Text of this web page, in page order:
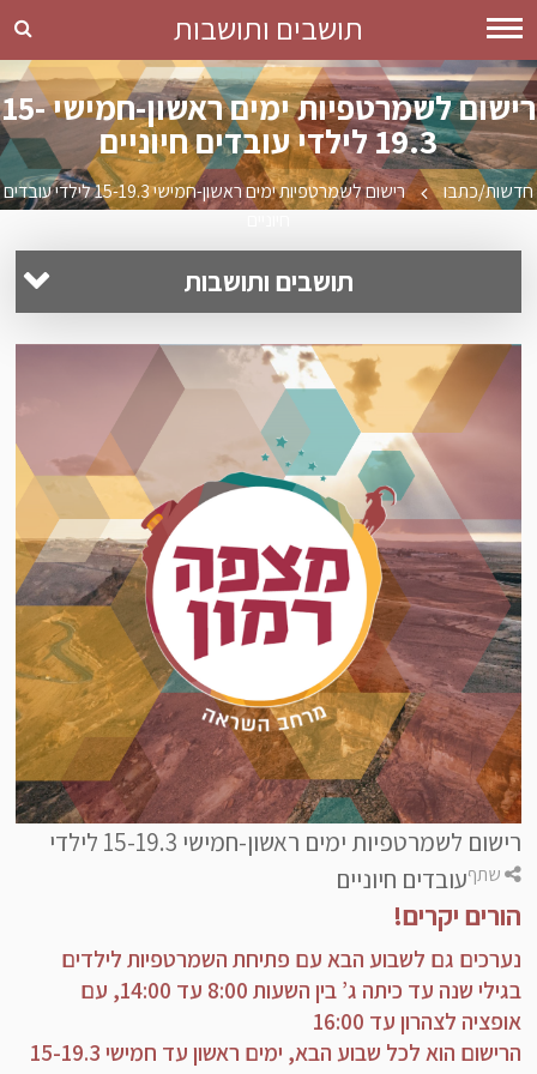
תושבים ותושבות
רישום לשמרטפיות ימים ראשון-חמישי 15-
19.3 לילדי עובדים חיוניים
חדשות/כתבו
רישום לשמרטפיות ימים ראשון-חמישי 15-19.3 לילדי עובדים
תושבים ותושבות
קידום עסקים
מידע לתושבים
שקיפות ושיתוף הציבור
תרבות וקהילה
תכנון ובנייה
רישום לשמרטפיות ימים ראשון-חמישי 15-19.3 לילדי
עובדים חיונייםשתף
הורים יקרים!
נערכים גם לשבוע הבא עם פתיחת השמרטפיות לילדים
בגילי שנה עד כיתה ג’ בין השעות 8:00 עד 14:00, עם
אופציה לצהרון עד 16:00
הרישום הוא לכל שבוע הבא, ימים ראשון עד חמישי 15-19.3